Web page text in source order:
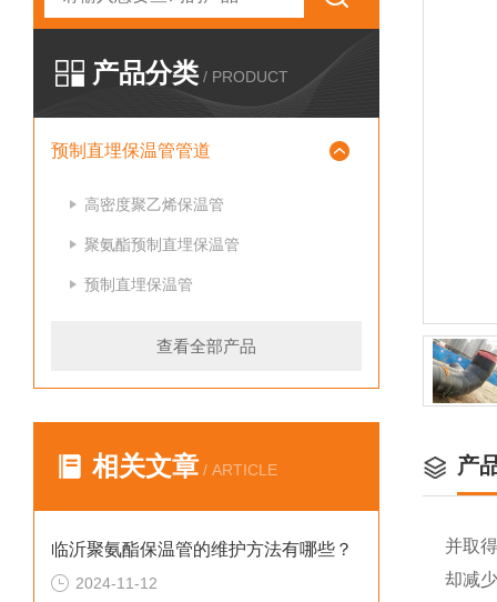
产品分类 / PRODUCT
预制直埋保温管管道
高密度聚乙烯保温管
聚氨酯预制直埋保温管
预制直埋保温管
查看全部产品
相关文章 / ARTICLE
临沂聚氨酯保温管的维护方法有哪些？
2024-11-12
产
并取
却减